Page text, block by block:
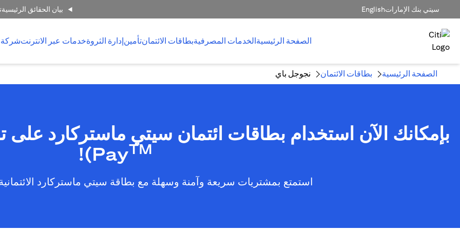
سيتي بنك الإماراتEnglish بيان الحقائق الرئيسية
الصفحة الرئيسيةالخدمات المصرفيةبطاقات الائتمانتأمينإدارة الثروةخدمات عبر الانترنتشركة
الصفحة الرئيسية بطاقات الائتمان نجوجل باي
PayTM
)!
استمتع بمشتريات سريعة وآمنة وسهلة مع بطاقة سيتي ماستركارد